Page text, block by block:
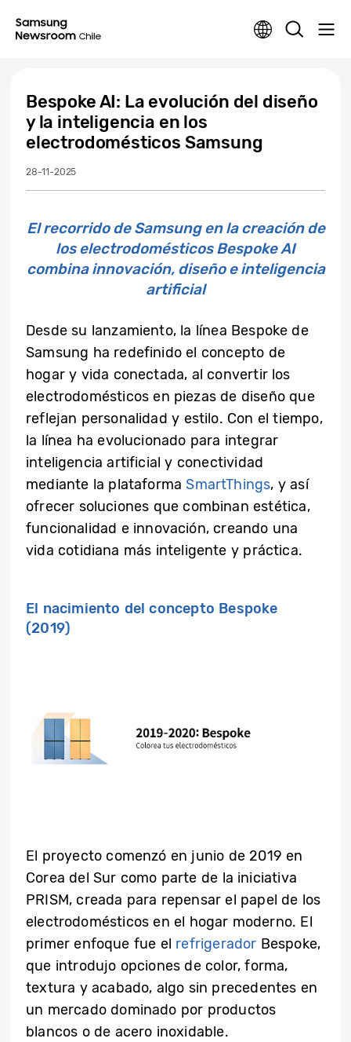
Bespoke AI: La evolución del diseño
y la inteligencia en los
electrodomésticos Samsung
28-11-2025
El recorrido de Samsung en la creación de
los electrodomésticos Bespoke AI
combina innovación, diseño e inteligencia
artificial
Desde su lanzamiento, la línea Bespoke de
Samsung ha redefinido el concepto de
hogar y vida conectada, al convertir los
electrodomésticos en piezas de diseño que
reflejan personalidad y estilo. Con el tiempo,
la línea ha evolucionado para integrar
inteligencia artificial y conectividad
mediante la plataforma SmartThings, y así
ofrecer soluciones que combinan estética,
funcionalidad e innovación, creando una
vida cotidiana más inteligente y práctica.
El nacimiento del concepto Bespoke
(2019)
El proyecto comenzó en junio de 2019 en
Corea del Sur como parte de la iniciativa
PRISM, creada para repensar el papel de los
electrodomésticos en el hogar moderno. El
primer enfoque fue el refrigerador Bespoke,
que introdujo opciones de color, forma,
textura y acabado, algo sin precedentes en
un mercado dominado por productos
blancos o de acero inoxidable.